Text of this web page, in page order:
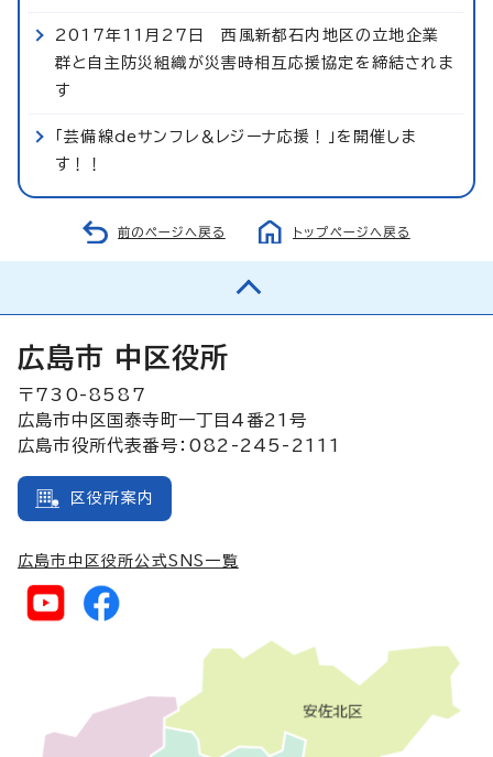
2017年11月27日 西風新都石内地区の立地企業
群と自主防災組織が災害時相互応援協定を締結されま
す
「芸備線deサンフレ＆レジーナ応援！」を開催しま
す！！
前のページへ戻る トップページへ戻る
広島市 中区役所
〒730-8587
広島市中区国泰寺町一丁目4番21号
広島市役所代表番号：082-245-2111
区役所案内
広島市中区役所公式SNS一覧